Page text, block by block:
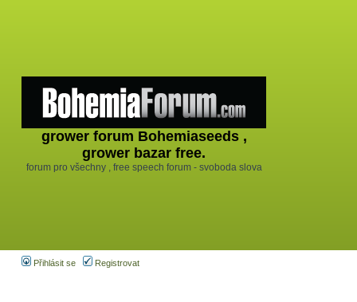
grower forum Bohemiaseeds ,
grower bazar free.
forum pro všechny , free speech forum - svoboda slova
Přihlásit se Registrovat